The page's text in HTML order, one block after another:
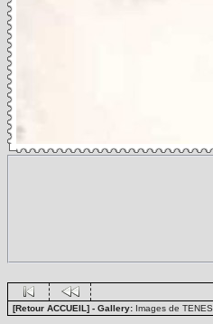
[Retour ACCUEIL] - Gallery: Images de TENES